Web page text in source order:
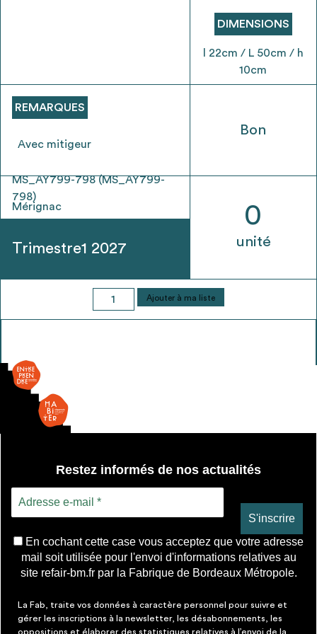
* Attention, l’ajout des matériaux à sa liste et son envoi ne
voirFAQ
REMARQUES
Avec mitigeur
MS_AY799-798 (MS_AY799-
798)
Mérignac
Trimestre1 2027
DIMENSIONS
l 22cm / L 50cm / h
10cm
Bon
0
unité
quantité
de
Ajouter à ma liste
Restez informés de nos actualités
En cochant cette case vous acceptez que votre adresse
mail soit utilisée pour l'envoi d'informations relatives au
site refair-bm.fr par la Fabrique de Bordeaux Métropole.
La Fab, traite vos données à caractère personnel pour suivre et
gérer les inscriptions à la newsletter, les désabonnements, les
oppositions et élaborer des statistiques relatives à l’envoi de la